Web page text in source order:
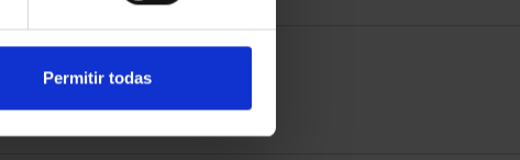
Permitir todas